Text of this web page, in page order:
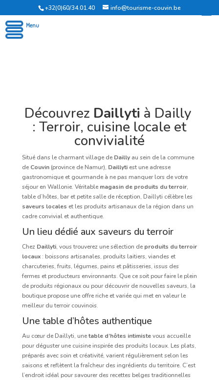
+32(0)60/34.01.40 info@tourisme-couvin.be
Découvrez Daillyti à Dailly
: Terroir, cuisine locale et
convivialité
Situé dans le charmant village de Daillyau sein de la commune
de Couvin(province de Namur), Daillytiest une adresse
gastronomique et gourmande à ne pas manquer lors de votre
séjour en Wallonie. Véritable magasin de produits du terroir,
table d’hôtes, bar et petite salle de réception, Daillyti célèbre les
saveurs locales et les produits artisanaux de la région dans un
cadre convivial et authentique.
Un lieu dédié aux saveurs du terroir
Chez Daillyti, vous trouverez une sélection de produits du terroir
locaux : boissons artisanales, produits laitiers, viandes et
charcuteries, fruits, légumes, pains et pâtisseries, issus des
fermes et producteurs environnants. Que ce soit pour faire le plein
de produits régionaux ou pour découvrir de nouvelles saveurs, la
boutique propose une offre riche et variée qui met en valeur le
meilleur du terroir couvinois.
Une table d’hôtes authentique
Au cœur de Daillyti, unetable d’hôtes intimistevous accueille
pour déguster une cuisine inspirée des produits locaux. Les plats,
préparés avec soin et créativité, varient régulièrement selon les
saisons et reflètent la fraîcheur des ingrédients du territoire. C’est
l’endroit idéal pour savourer des recettes belges traditionnelles
Menu
Office du Tourisme de Couvin